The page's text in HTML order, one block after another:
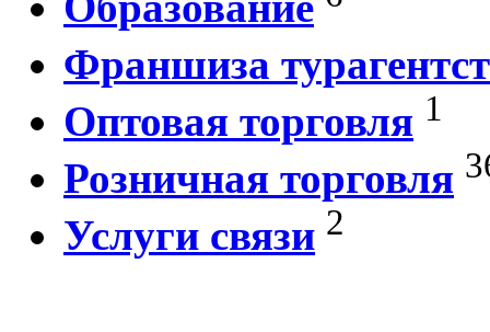
Франшиза
Оптовая торговля 1
Розничная торговля
Услуги связи 2